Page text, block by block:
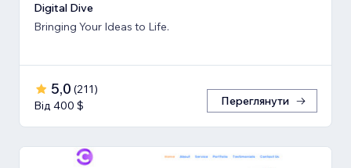
Digital Dive
Bringing Your Ideas to Life.
5,0 (211)
Від 400 $
Переглянути